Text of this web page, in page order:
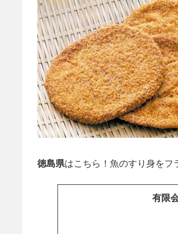
徳島県はこちら！魚のすり身をフ
有限